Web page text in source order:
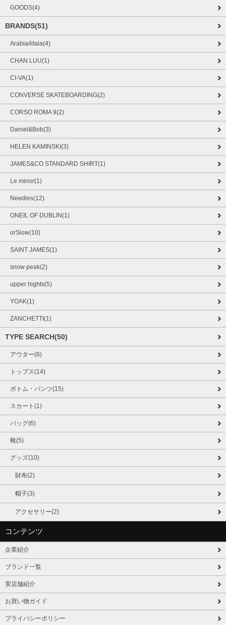
GOODS(4)
BRANDS(51)
Arabia/iitala(4)
CHAN LUU(1)
CI-VA(1)
CONVERSE SKATEBOARDING(2)
CORSO ROMA 9(2)
Daniel&Bob(3)
HELEN KAMINSKI(3)
JAMES&CO STANDARD SHIRT(1)
Le minor(1)
Needles(12)
ONEIL OF DUBLIN(1)
orSlow(10)
SAINT JAMES(1)
snow peak(2)
upper hights(5)
YOAK(1)
ZANCHETTI(1)
TYPE SEARCH(50)
アウター(6)
トップス(14)
ボトム・パンツ(15)
スカート(1)
バッグ(6)
靴(5)
グッズ(10)
財布(2)
帽子(3)
アクセサリー(2)
コンテンツ
企業紹介
ブランド一覧
実店舗紹介
お買い物ガイド
プライバシーポリシー